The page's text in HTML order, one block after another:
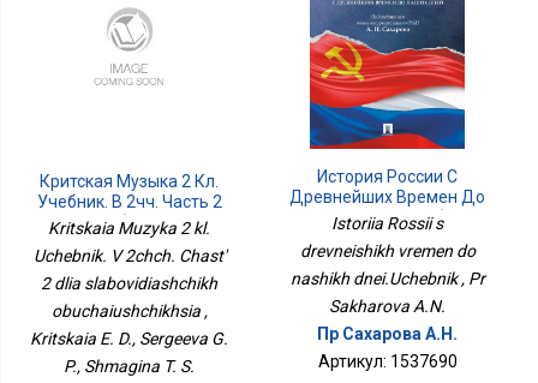
Критская Музыка 2 Кл.
Учебник. В 2чч. Часть 2
Для Слабовидящих
Обучающихся
Kritskaia Muzyka 2 kl.
Uchebnik. V 2chch. Chast'
2 dlia slabovidiashchikh
obuchaiushchikhsia ,
Kritskaia E. D., Sergeeva G.
P., Shmagina T. S.
История России С
Древнейших Времен До
Наших Дней.Учебник
Istoriia Rossii s
drevneishikh vremen do
nashikh dnei.Uchebnik , Pr
Sakharova A.N.
Пр Сахарова А.Н.
Артикул: 1537690